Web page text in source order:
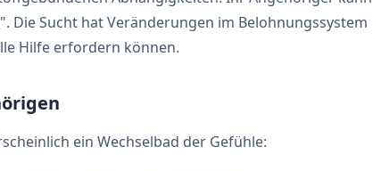
Die Sucht hat Veränderungen im Belohnungssystem
Hilfe erfordern können.
ein Wechselbad der Gefühle: